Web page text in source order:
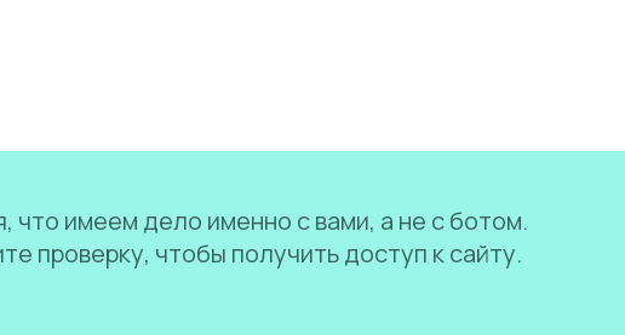
что имеем дело именно с вами, а не с ботом.
проверку, чтобы получить доступ к сайту.